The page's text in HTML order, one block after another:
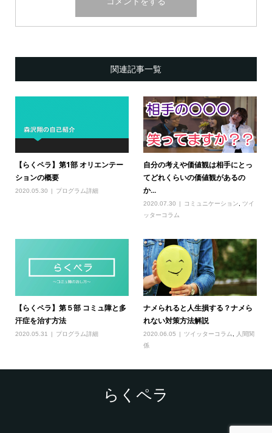
関連記事一覧
【らくペラ】第1部 オリエンテー
ションの概要
2020.05.30 プログラム詳細
自分の考えや価値観は相手にとっ
てどれくらいの価値観があるの
か...
2020.07.30 コミュニケーション, ツイ
ッターコラム
【らくペラ】第５部 コミュ障と多
汗症を治す方法
2020.05.31 プログラム詳細
ナメられると人生損する？ナメら
れない対策方法解説
2020.06.05 ツイッターコラム
人間関
係
らくペラ